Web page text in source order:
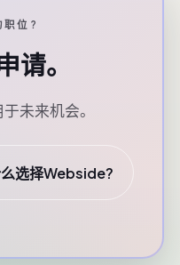
职位?
请。
未来机会。
选择Webside?